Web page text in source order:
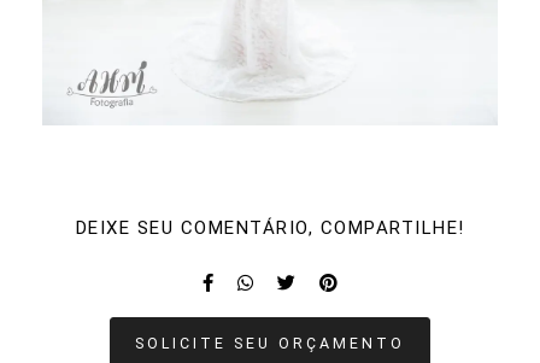
DEIXE SEU COMENTÁRIO, COMPARTILHE!
SOLICITE SEU ORÇAMENTO